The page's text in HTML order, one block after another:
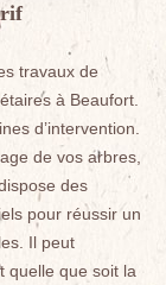
travaux de
à Beaufort.
d’intervention.
de vos arbres,
des
pour réussir un
Il peut
quelle que soit la